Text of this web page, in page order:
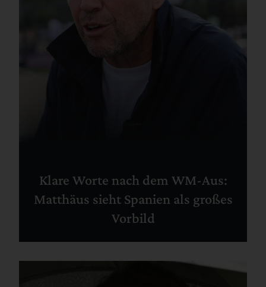
Klare Worte nach dem WM-Aus:
Matthäus sieht Spanien als großes
Vorbild